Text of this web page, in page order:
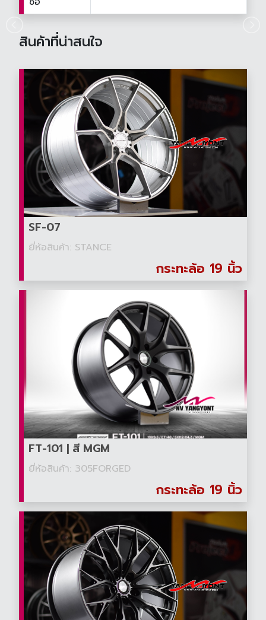
สินค้าที่น่าสนใจ
SF-07
ยี่ห้อสินค้า: STANCE
กระทะล้อ 19 นิ้ว
FT-101 | สี MGM
ยี่ห้อสินค้า: 305FORGED
กระทะล้อ 19 นิ้ว